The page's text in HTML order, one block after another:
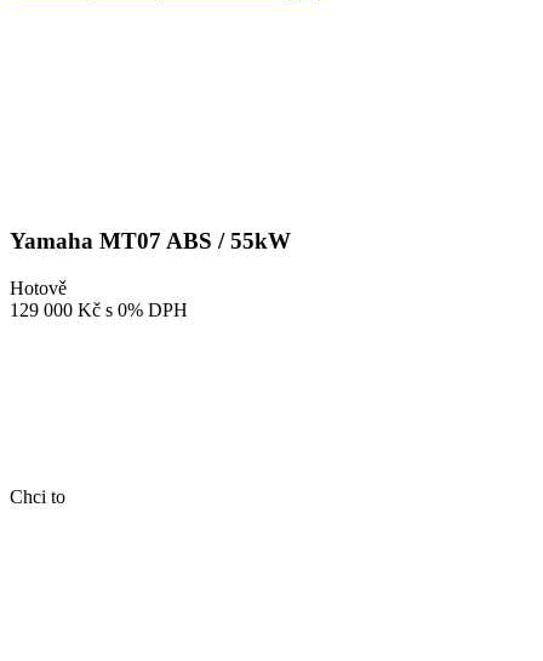
Yamaha MT07 ABS / 55kW
Hotově
129 000 Kč s 0% DPH
Chci to